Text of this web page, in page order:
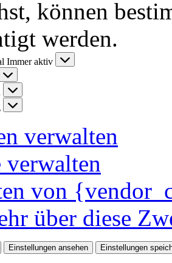
können
werden.
Immer aktiv
verwalten
verwalten
von
über diese
Einstellungen ansehen Einstellungen